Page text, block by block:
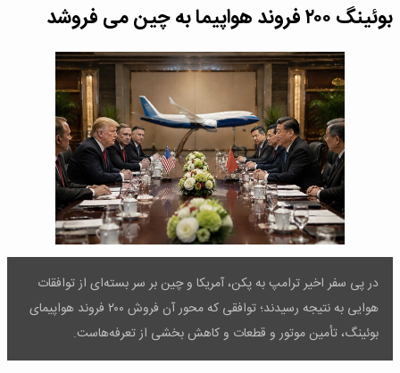
بوئینگ ۲۰۰ فروند هواپیما به چین می‌ فروشد
در پی سفر اخیر ترامپ به پکن، آمریکا و چین بر سر بسته‌ای از توافقات
هوایی به نتیجه رسیدند؛ توافقی که محور آن فروش ۲۰۰ فروند هواپیمای
بوئینگ، تأمین موتور و قطعات و کاهش بخشی از تعرفه‌هاست.